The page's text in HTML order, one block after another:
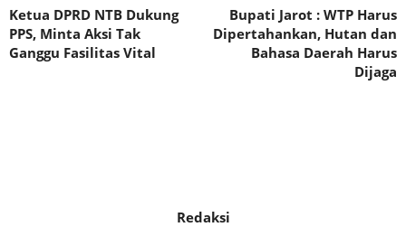
Ketua DPRD NTB Dukung
PPS, Minta Aksi Tak
Ganggu Fasilitas Vital
Bupati Jarot : WTP Harus
Dipertahankan, Hutan dan
Bahasa Daerah Harus
Dijaga
Redaksi